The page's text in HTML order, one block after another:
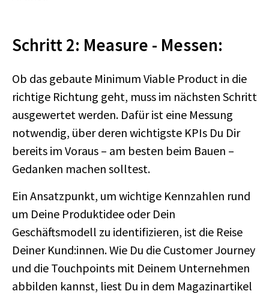
Schritt 2: Measure - Messen:
Ob das gebaute Minimum Viable Product in die
richtige Richtung geht, muss im nächsten Schritt
ausgewertet werden. Dafür ist eine Messung
notwendig, über deren wichtigste KPIs Du Dir
bereits im Voraus – am besten beim Bauen –
Gedanken machen solltest.
Ein Ansatzpunkt, um wichtige Kennzahlen rund
um Deine Produktidee oder Dein
Geschäftsmodell zu identifizieren, ist die Reise
Deiner Kund:innen. Wie Du die Customer Journey
und die Touchpoints mit Deinem Unternehmen
abbilden kannst, liest Du in dem Magazinartikel